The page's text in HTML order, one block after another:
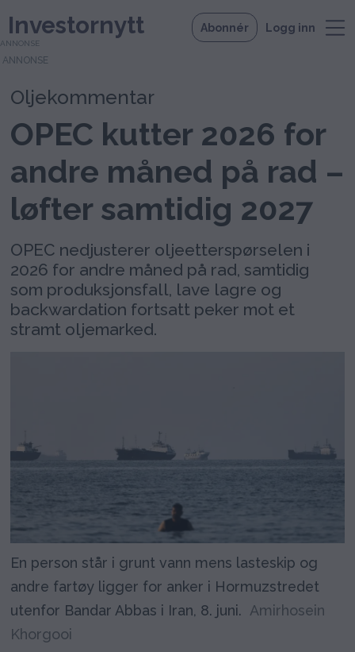
Investornytt Abonnér Logg inn
ANNONSE
Oljekommentar
OPEC kutter 2026 for
andre måned på rad –
løfter samtidig 2027
OPEC nedjusterer oljeetterspørselen i
2026 for andre måned på rad, samtidig
som produksjonsfall, lave lagre og
backwardation fortsatt peker mot et
stramt oljemarked.
En person står i grunt vann mens lasteskip og
andre fartøy ligger for anker i Hormuzstredet
utenfor Bandar Abbas i Iran, 8. juni. Amirhosein
Khorgooi